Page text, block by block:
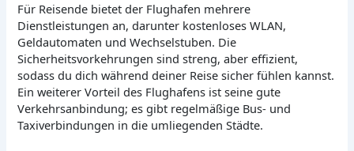
Für Reisende bietet der Flughafen mehrere
Dienstleistungen an, darunter kostenloses WLAN,
Geldautomaten und Wechselstuben. Die
Sicherheitsvorkehrungen sind streng, aber effizient,
sodass du dich während deiner Reise sicher fühlen kannst.
Ein weiterer Vorteil des Flughafens ist seine gute
Verkehrsanbindung; es gibt regelmäßige Bus- und
Taxiverbindungen in die umliegenden Städte.